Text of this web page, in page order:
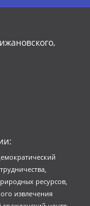
ресурсов,
извлечения